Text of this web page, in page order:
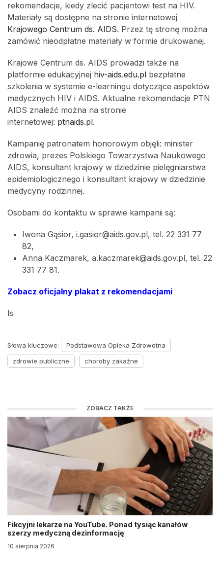
rekomendacje, kiedy zlecić pacjentowi test na HIV.
Materiały są dostępne na stronie internetowej
Krajowego Centrum ds. AIDS. Przez tę stronę można
zamówić nieodpłatne materiały w formie drukowanej.
Krajowe Centrum ds. AIDS prowadzi także na
platformie edukacyjnej hiv-aids.edu.pl bezpłatne
szkolenia w systemie e-learningu dotyczące aspektów
medycznych HIV i AIDS. Aktualne rekomendacje PTN
AIDS znaleźć można na stronie
internetowej: ptnaids.pl.
Kampanię patronatem honorowym objęli: minister
zdrowia, prezes Polskiego Towarzystwa Naukowego
AIDS, konsultant krajowy w dziedzinie pielęgniarstwa
epidemiologicznego i konsultant krajowy w dziedzinie
medycyny rodzinnej.
Osobami do kontaktu w sprawie kampanii są:
Iwona Gąsior, i.gasior@aids.gov.pl, tel. 22 331 77
82,
Anna Kaczmarek, a.kaczmarek@aids.gov.pl, tel. 22
331 77 81.
Zobacz oficjalny plakat z rekomendacjami
ls
Słowa kluczowe:
Podstawowa Opieka Zdrowotna
zdrowie publiczne
choroby zakaźne
ZOBACZ TAKŻE
Fikcyjni lekarze na YouTube. Ponad tysiąc kanałów
szerzy medyczną dezinformację
10 sierpnia 2026